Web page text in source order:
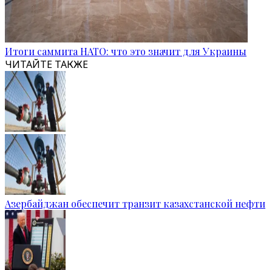
Итоги саммита НАТО: что это значит для Украины
ЧИТАЙТЕ ТАКЖЕ
Азербайджан обеспечит транзит казахстанской нефти